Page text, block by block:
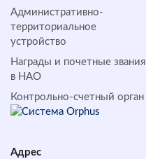
Административно-
территориальное
устройство
Награды и почетные звания
в НАО
Контрольно-счетный орган
Адрес